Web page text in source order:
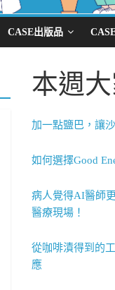
CASE出版品
本週
加一點鹽巴，讓
如何選擇Good
病人覺得AI醫師
醫療現場！
從咖啡漬得到的
應